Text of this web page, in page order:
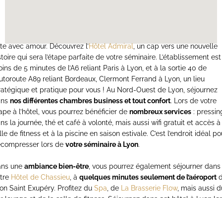
avec amour. Découvrez l’Hôtel Admiral, un cap vers une nouvelle
qui sera l’étape parfaite de votre séminaire. L’établissement
de 5 minutes de l’A6 reliant Paris à Lyon, et à la sortie 40 de
A89 reliant Bordeaux, Clermont Ferrand à Lyon, un lieu
et pratique pour vous ! Au Nord-Ouest de Lyon, séjournez
nos différentes chambres business et tout confort. Lors de votre
à l’hôtel, vous pourrez bénéficier de nombreux services :
la journée, thé et café à volonté, mais aussi wifi gratuit et accès
de fitness et à la piscine en saison estivale. C’est l’endroit idéal
lors de votre séminaire à Lyon.
une ambiance bien-être , vous pourrez également séjourner dans
Hôtel de Chassieu , à quelques minutes seulement de l’aéroport
Saint Exupéry. Profitez du Spa , de La Brasserie Flow, mais aussi